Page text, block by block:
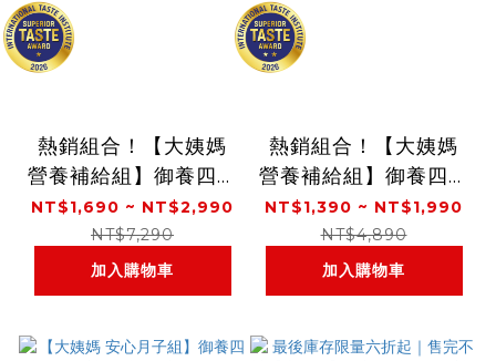
熱銷組合！【大姨媽
營養補給組】御養四益
湯(2包/盒)／御養五元
湯(2包/盒)+月月青春
飲(10瓶/盒)
NT$1,690 ~ NT$2,990
NT$7,290
加入購物車
熱銷組合！【大姨媽
營養補給組】御養四益
湯(2包/盒)／御養五元
湯(2包/盒)+月月好事
飲(15包/盒)
NT$1,390 ~ NT$1,990
NT$4,890
加入購物車